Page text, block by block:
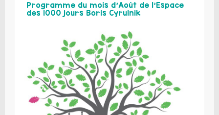
Programme du mois d’Août de l’Espace
des 1000 jours Boris Cyrulnik